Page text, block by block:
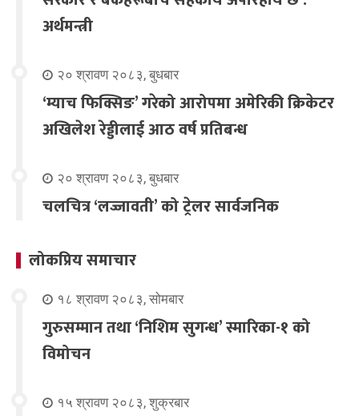
अर्थमन्त्री
२० श्रावण २०८३, बुधबार
‘म्याच फिक्सिङ’ गरेको आरोपमा अमेरिकी क्रिकेटर
अखिलेश रेड्डीलाई आठ वर्ष प्रतिबन्ध
२० श्रावण २०८३, बुधबार
चलचित्र ‘लज्जावती’ को ट्रेलर सार्वजनिक
लोकप्रिय समाचार
१८ श्रावण २०८३, सोमबार
गुरुसम्मान तथा ‘निशिम सुगन्ध’ स्मारिका-१ को
विमोचन
१५ श्रावण २०८३, शुक्रबार